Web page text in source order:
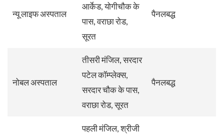
न्यू लाइफ अस्पताल
आर्केड, योगीचौक के
पास, वराछा रोड,
सूरत
पैनलबद्ध
नोबल अस्पताल
तीसरी मंजिल, सरदार
पटेल कॉम्प्लेक्स,
सरदार चौक के पास,
वराछा रोड, सूरत
पैनलबद्ध
पहली मंजिल, श्रीजी